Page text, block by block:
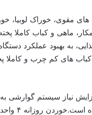
مقوی، خوراک لوبیا،
ماهی و کباب کاملا
به بهبود عملکرد
های کم چرب و کاملا
نیاز سیستم گوارشی
عواملی